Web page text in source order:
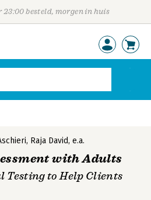
23:00 besteld, morgen in huis
, Raja David, e.a.
with Adults
Testing to Help Clients